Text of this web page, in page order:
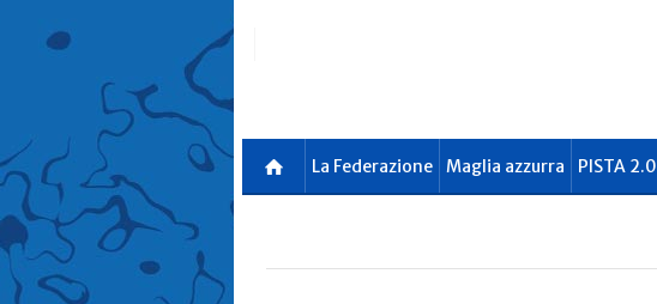
La Federazione Maglia azzurra PISTA 2.0